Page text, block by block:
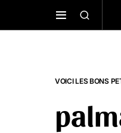
VOICI LES BONS